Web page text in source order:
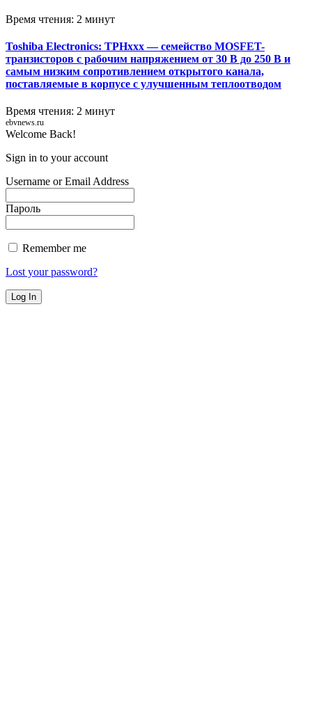
Время чтения: 2 минут
Toshiba Electronics: TPHxxx — семейство MOSFET-
транзисторов с рабочим напряжением от 30 В до 250 В и
самым низким сопротивлением открытого канала,
поставляемые в корпусе с улучшенным теплоотводом
Время чтения: 2 минут
ebvnews.ru
Welcome Back!
Sign in to your account
Username or Email Address
Пароль
Remember me
Lost your password?